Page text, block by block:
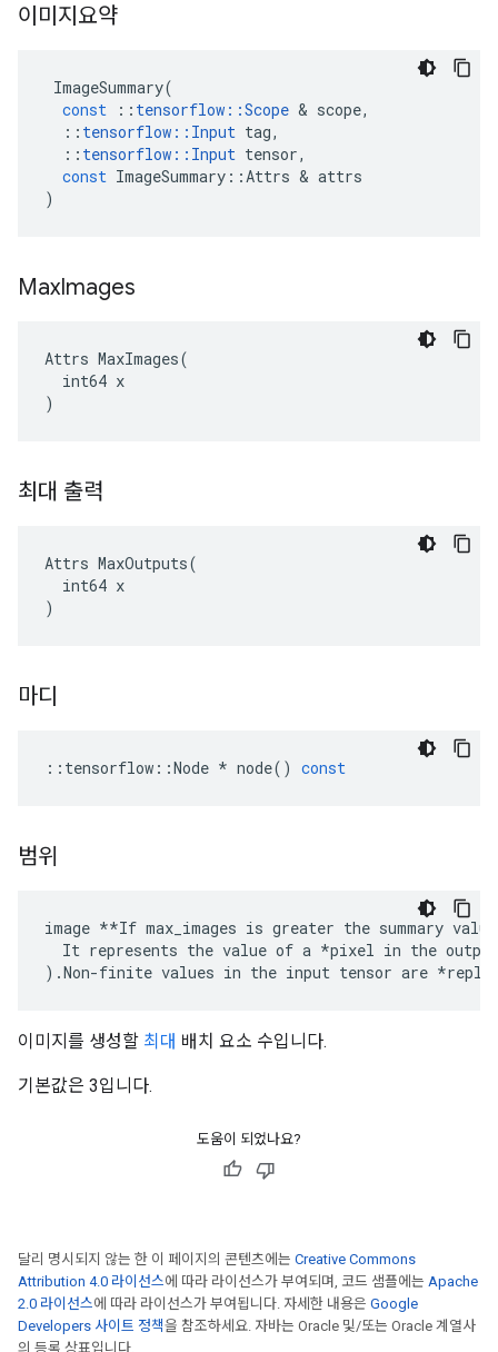
이미지요약
ImageSummary(
const
:: tensorflow ::Scope & scope,
:: tensorflow :: Input tag,
:: tensorflow :: Input tensor,
const ImageSummary ::Attrs & attrs
)
MaxImages
Attrs MaxImages(
  int64 x
)
최대 출력
Attrs MaxOutputs(
  int64 x
)
마디
:: tensorflow ::Node * node() const
범위
image **If max_images is greater the summary
It represents the value of a *pixel in the
).Non-finite values in the input tensor are
이미지를 생성할 최대 배치 요소 수입니다.
기본값은 3입니다.
도움이 되었나요?
달리 명시되지 않는 한 이 페이지의 콘텐츠에는 Creative Commons
Attribution 4.0 라이선스에 따라 라이선스가 부여되며, 코드 샘플에는 Apache
2.0 라이선스에 따라 라이선스가 부여됩니다. 자세한 내용은 Google
Developers 사이트 정책을 참조하세요. 자바는 Oracle 및/또는 Oracle 계열사
의 등록 상표입니다.